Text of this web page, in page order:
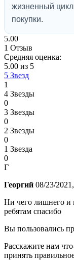
жизненный
покупки.
5.00
1 Отзыв
Средняя оценка:
5.00 из 5
5 Звезд
1
4 Звезды
0
3 Звезды
0
2 Звезды
0
1 Звезда
0
Г
Георгий 08/23/
Ни чего лишнего и
ребятам спасибо
Вы пользовались
Расскажите нам
принять